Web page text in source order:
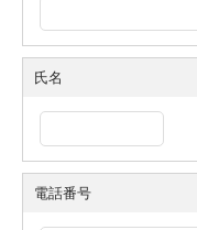
氏名
電話番号